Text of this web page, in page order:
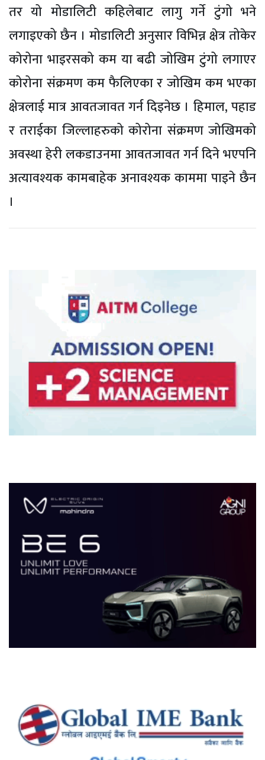
तर यो मोडालिटी कहिलेबाट लागु गर्ने टुंगो भने
लगाइएको छैन । मोडालिटी अनुसार विभिन्न क्षेत्र तोकेर
कोरोना भाइरसको कम या बढी जोखिम टुंगो लगाएर
कोरोना संक्रमण कम फैलिएका र जोखिम कम भएका
क्षेत्रलाई मात्र आवतजावत गर्न दिइनेछ । हिमाल, पहाड
र तराईका जिल्लाहरुको कोरोना संक्रमण जोखिमको
अवस्था हेरी लकडाउनमा आवतजावत गर्न दिने भएपनि
अत्यावश्यक कामबाहेक अनावश्यक काममा पाइने छैन
।